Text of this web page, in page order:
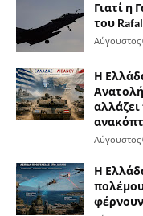
Γιατί η
του
Αύγουστος
Η
αλλάζει
Αύγουστος
Η